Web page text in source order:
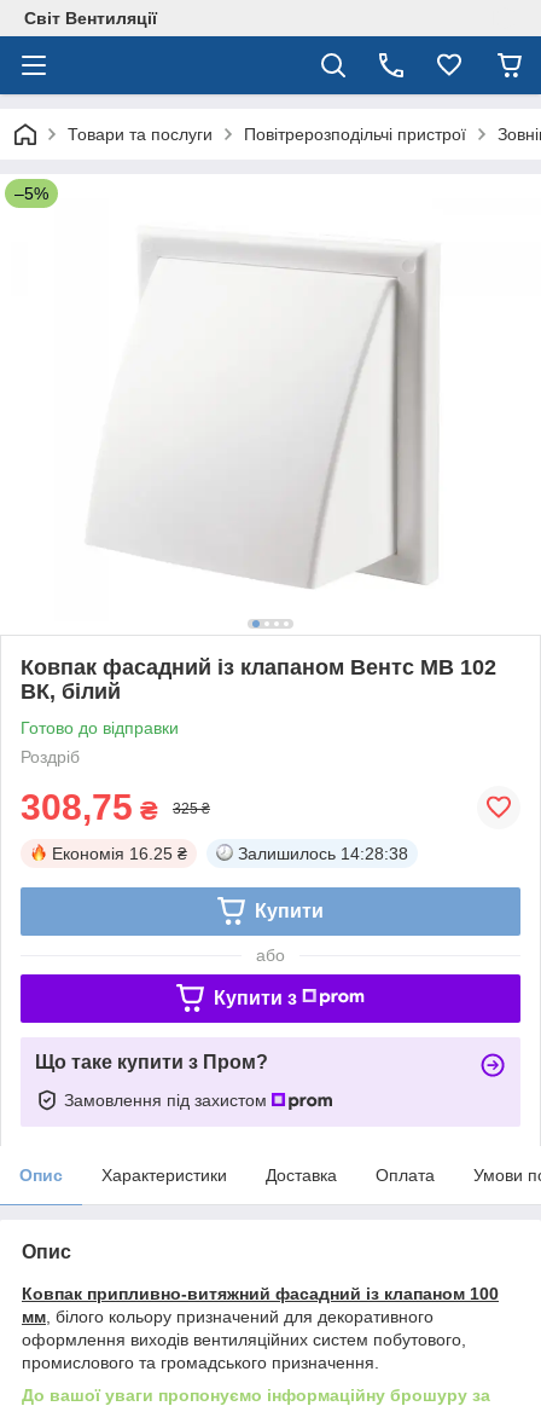
Світ Вентиляції
Товари та послуги Повітрерозподільчі пристрої
–5%
Ковпак фасадний із клапаном Вентс МВ 102
ВК, білий
Готово до відправки
Роздріб
308,75 ₴ 325 ₴
Економія 16.25 ₴ Залишилось 14:28:38
Купити
або
Купити з
Що таке купити з Пром?
Замовлення під захистом
Опис Характеристики Доставка Оплата Умови
Опис
Ковпак припливно-витяжний фасадний із клапаном 100
мм , білого кольору призначений для декоративного
оформлення виходів вентиляційних систем побутового,
промислового та громадського призначення.
До вашої уваги пропонуємо інформаційну брошуру за